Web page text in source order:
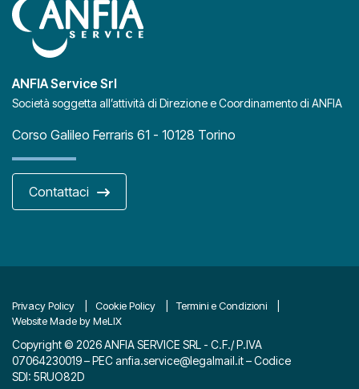
ANFIA Service Srl
Società soggetta all’attività di Direzione e Coordinamento di ANFIA
Corso Galileo Ferraris 61 - 10128 Torino
Contattaci
Privacy Policy Cookie Policy
Termini e Condizioni
Website Made by MeLIX
Copyright © 2026 ANFIA SERVICE SRL - C.F./ P.IVA
07064230019 – PECanfia.service@legalmail.it– Codice
SDI: 5RUO82D